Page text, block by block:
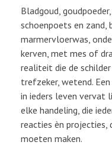
Bladgoud,
schoenpoets en zand,
marmervloerwas,
kerven, met mes of
realiteit die de
trefzeker, wetend.
in ieders leven vervat
elke handeling, die
reacties èn projecties,
moeten maken.